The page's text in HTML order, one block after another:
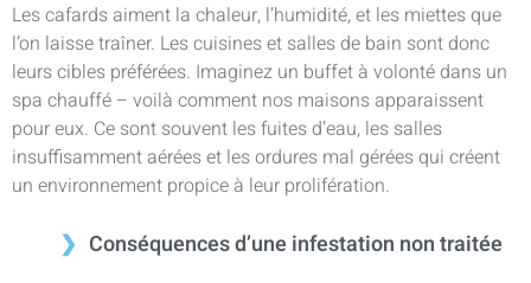
Les cafards aiment la chaleur, l’humidité, et les miettes que
l’on laisse traîner. Les cuisines et salles de bain sont donc
leurs cibles préférées. Imaginez un buffet à volonté dans un
spa chauffé – voilà comment nos maisons apparaissent
pour eux. Ce sont souvent les fuites d’eau, les salles
insuffisamment aérées et les ordures mal gérées qui créent
un environnement propice à leur prolifération.
Conséquences d’une infestation non traitée